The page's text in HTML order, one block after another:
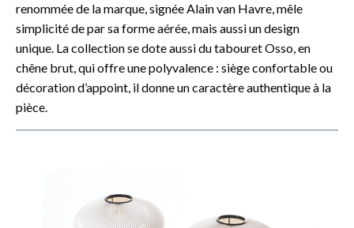
renommée de la marque, signée Alain van Havre, mêle
simplicité de par sa forme aérée, mais aussi un design
unique. La collection se dote aussi du tabouret Osso, en
chêne brut, qui offre une polyvalence : siège confortable ou
décoration d’appoint, il donne un caractère authentique à la
pièce.